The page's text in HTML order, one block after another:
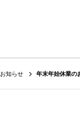
精密部品
お知らせ 年末年始休業の